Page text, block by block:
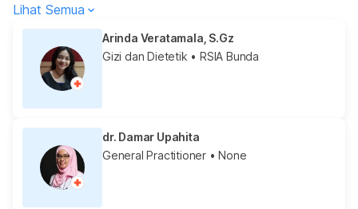
Lihat Semua
Arinda Veratamala, S.Gz
Gizi dan Dietetik • RSIA Bunda
dr. Damar Upahita
General Practitioner • None